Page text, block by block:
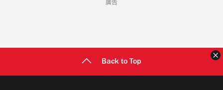
廣告
Back to Top